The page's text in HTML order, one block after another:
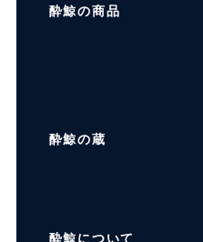
酔鯨の商品
酔鯨の蔵
酔鯨について